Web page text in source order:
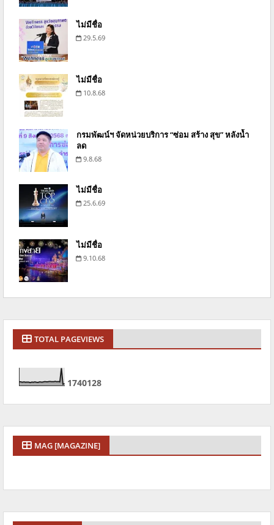
ไม่มีชื่อ
29.5.69
ไม่มีชื่อ
10.8.68
กรมพัฒน์ฯ จัดหน่วยบริการ “ซ่อม สร้าง สุข” หลังน้ำ
ลด
9.8.68
ไม่มีชื่อ
25.6.69
ไม่มีชื่อ
9.10.68
TOTAL PAGEVIEWS
1740128
MAG [MAGAZINE]